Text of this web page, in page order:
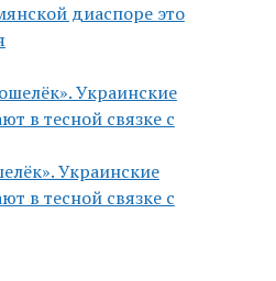
диаспоре это
Украинские
в тесной связке с